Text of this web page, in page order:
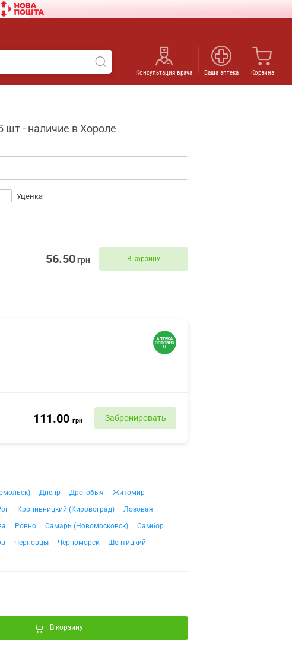
Консультация врача Ваша аптека Корзина
шт - наличие в Хороле
Уценка
56.50грн В корзину
111.00 грн Забронировать
Днепр Дрогобыч
Житомир
Кропивницкий (Кировоград)
Лозовая
Ровно Самарь (Новомосковск)
Самбор
Черновцы Черноморск Шептицкий
В корзину